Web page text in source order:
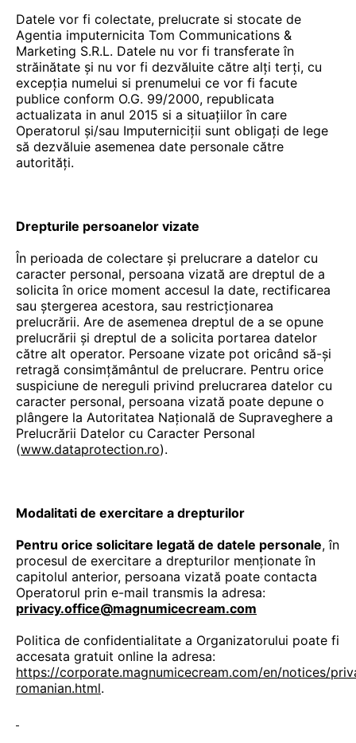
Datele vor fi colectate, prelucrate si stocate de
Agentia imputernicita Tom Communications &
Marketing S.R.L. Datele nu vor fi transferate în
străinătate și nu vor fi dezvăluite către alți terți, cu
excepția numelui si prenumelui ce vor fi facute
publice conform O.G. 99/2000, republicata
actualizata in anul 2015 si a situațiilor în care
Operatorul și/sau Imputerniciții sunt obligați de lege
să dezvăluie asemenea date personale către
autorități.
Drepturile persoanelor vizate
În perioada de colectare și prelucrare a datelor cu
caracter personal, persoana vizată are dreptul de a
solicita în orice moment accesul la date, rectificarea
sau ștergerea acestora, sau restricționarea
prelucrării. Are de asemenea dreptul de a se opune
prelucrării și dreptul de a solicita portarea datelor
către alt operator. Persoane vizate pot oricând să-și
retragă consimțământul de prelucrare. Pentru orice
suspiciune de nereguli privind prelucrarea datelor cu
caracter personal, persoana vizată poate depune o
plângere la Autoritatea Națională de Supraveghere a
Prelucrării Datelor cu Caracter Personal
(www.dataprotection.ro).
Modalitati de exercitare a drepturilor
Pentru orice solicitare legată de datele personale, în
procesul de exercitare a drepturilor menționate în
capitolul anterior, persoana vizată poate contacta
Operatorul prin e-mail transmis la adresa:
privacy.office@magnumicecream.com
Politica de confidentialitate a Organizatorului poate fi
accesata gratuit online la adresa:
https://corporate.magnumicecream.com/en/notices/
romanian.html.